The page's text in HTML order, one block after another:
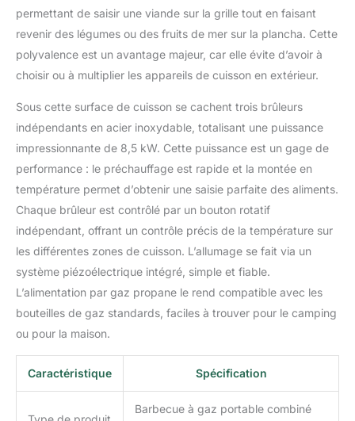
permettant de saisir une viande sur la grille tout en faisant
revenir des légumes ou des fruits de mer sur la plancha. Cette
polyvalence est un avantage majeur, car elle évite d’avoir à
choisir ou à multiplier les appareils de cuisson en extérieur.
Sous cette surface de cuisson se cachent trois brûleurs
indépendants en acier inoxydable, totalisant une puissance
impressionnante de 8,5 kW. Cette puissance est un gage de
performance : le préchauffage est rapide et la montée en
température permet d’obtenir une saisie parfaite des aliments.
Chaque brûleur est contrôlé par un bouton rotatif
indépendant, offrant un contrôle précis de la température sur
les différentes zones de cuisson. L’allumage se fait via un
système piézoélectrique intégré, simple et fiable.
L’alimentation par gaz propane le rend compatible avec les
bouteilles de gaz standards, faciles à trouver pour le camping
ou pour la maison.
Caractéristique Spécification
Barbecue à gaz portable combiné